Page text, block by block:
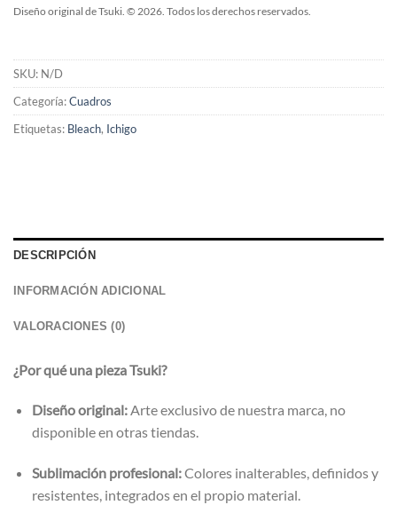
Diseño original de Tsuki. © 2026. Todos los derechos reservados.
SKU: N/D
Categoría:Cuadros
Etiquetas: Bleach, Ichigo
DESCRIPCIÓN
INFORMACIÓN ADICIONAL
VALORACIONES (0)
¿Por qué una pieza Tsuki?
Diseño original:Arte exclusivo de nuestra marca, no
disponible en otras tiendas.
Sublimación profesional:Colores inalterables, definidos y
resistentes, integrados en el propio material.